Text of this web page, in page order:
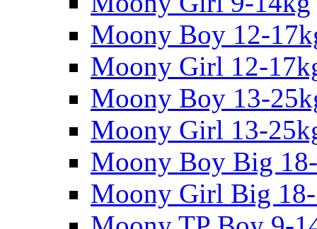
Moony Boy 12-
Moony Girl 12-
Moony Boy 13-
Moony Girl 13-
Moony Boy Big
Moony Girl Big